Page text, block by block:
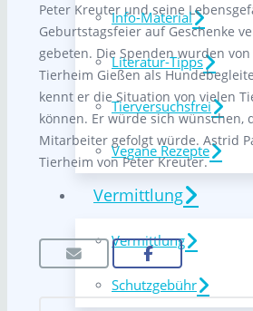
Info-Material
Literatur-Tipps
Tierversuchsfrei
Vegane Rezepte
Vermittlung
Vermittlung
Schutzgebühr
Peter Kreuter und seine
Geburtstagsfeier auf Geschenke
gebeten. Die Spenden wurden
Tierheim Gießen als
kennt er die Situation von vielen
können. Er würde sich
Mitarbeiter gefolgt würde. Astrid
Tierheim von Peter Kreuter.